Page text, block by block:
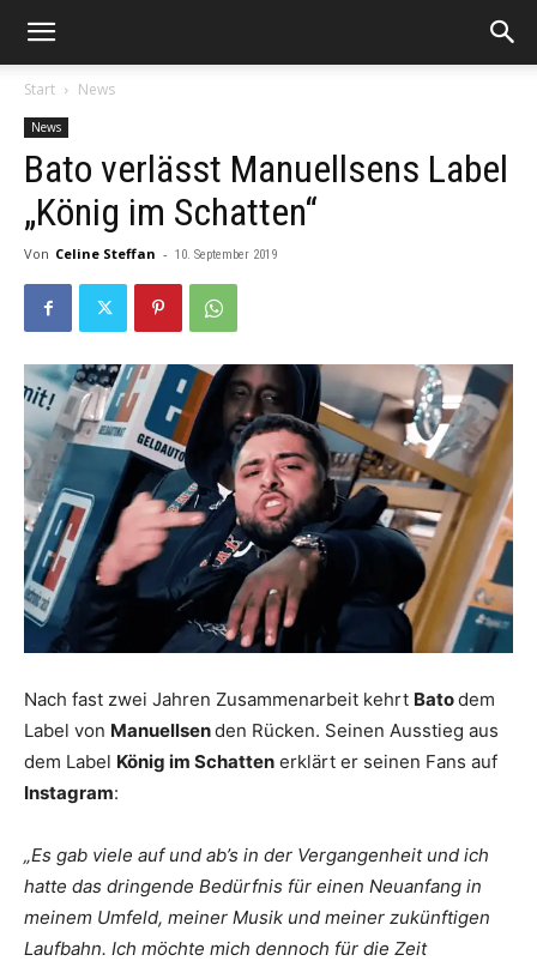
Start News
News
Bato verlässt Manuellsens Label
„König im Schatten“
Von Celine Steffan - 10. September 2019
Nach fast zwei Jahren Zusammenarbeit kehrt Batodem
Label von Manuellsenden Rücken. Seinen Ausstieg aus
dem Label König im Schatten erklärt er seinen Fans auf
Instagram:
„Es gab viele auf und ab’s in der Vergangenheit und ich
hatte das dringende Bedürfnis für einen Neuanfang in
meinem Umfeld, meiner Musik und meiner zukünftigen
Laufbahn. Ich möchte mich dennoch für die Zeit